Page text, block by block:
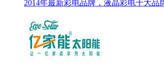
2014年最新彩电品牌，液晶彩电十大